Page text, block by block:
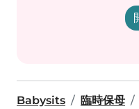
Babysits 臨時保母